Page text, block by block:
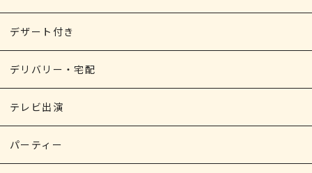
デザート付き
デリバリー・宅配
テレビ出演
パーティー